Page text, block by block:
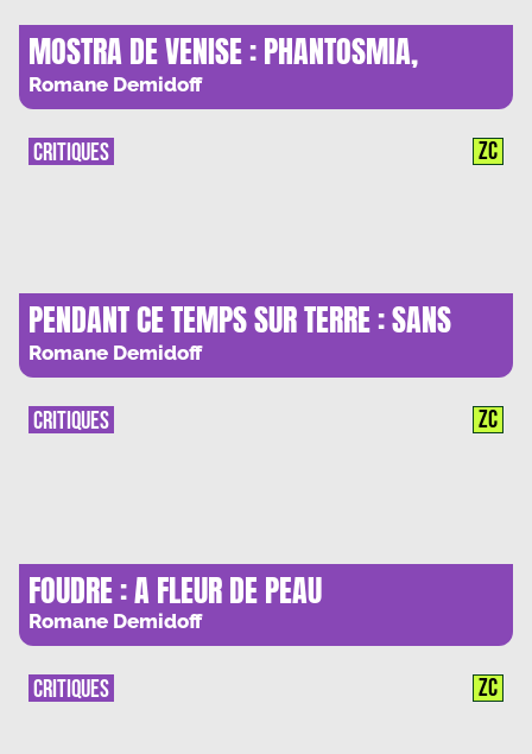
MOSTRA DE VENISE : PHANTOSMIA,
L’INSOUTENABLE ODEUR DU MAL
Romane Demidoff
PENDANT CE TEMPS SUR TERRE : SANS
GRAVITE
Romane Demidoff
CRITIQUES ZC
FOUDRE : A FLEUR DE PEAU
Romane Demidoff
CRITIQUES ZC
CRITIQUES ZC